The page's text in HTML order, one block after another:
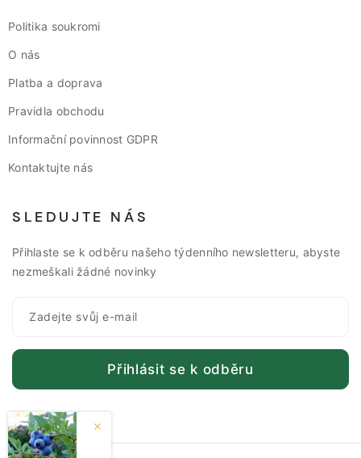
Politika soukromi
O nás
Platba a doprava
Pravidla obchodu
Informační povinnost GDPR
Kontaktujte nás
SLEDUJTE NÁS
Přihlaste se k odběru našeho týdenního newsletteru, abyste
nezmeškali žádné novinky
Přihlásit se k odběru